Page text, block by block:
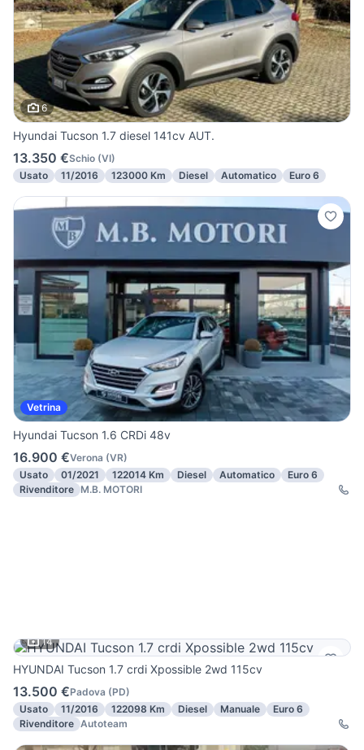
6
Hyundai Tucson 1.7 diesel 141cv AUT.
13.350 €Schio (VI)
Usato
11/2016 123000 Km Diesel Automatico Euro 6
Vetrina
Hyundai Tucson 1.6 CRDi 48v
16.900 €Verona (VR)
Usato
01/2021 122014 Km Diesel Automatico
Euro 6
Rivenditore M.B. MOTORI
14
HYUNDAI Tucson 1.7 crdi Xpossible 2wd 115cv
13.500 €Padova (PD)
Usato
11/2016 122098 Km Diesel Manuale
Euro 6
Rivenditore Autoteam